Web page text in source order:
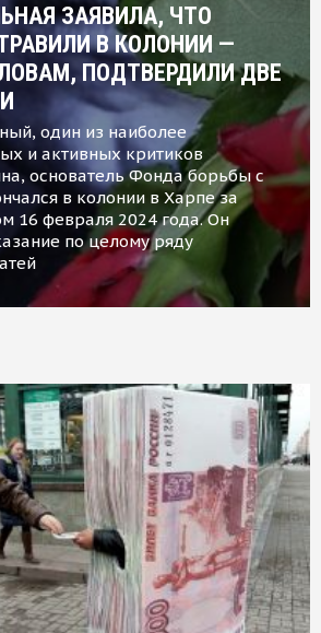
ЗАЯВИЛА, ЧТО
В КОЛОНИИ —
ПОДТВЕРДИЛИ ДВЕ
один из наиболее
и активных критиков
основатель Фонда борьбы с
в колонии в Харпе за
16 февраля 2024 года. Он
по целому ряду